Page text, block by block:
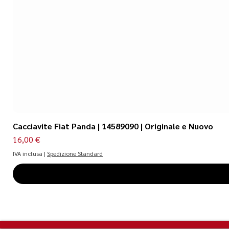
Cacciavite Fiat Panda | 14589090 | Originale e Nuovo
Prezzo
16,00 €
IVA inclusa | Spedizione Standard